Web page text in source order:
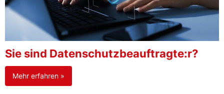
Sie sind Datenschutzbeauftragte:r?
Mehr erfahren »